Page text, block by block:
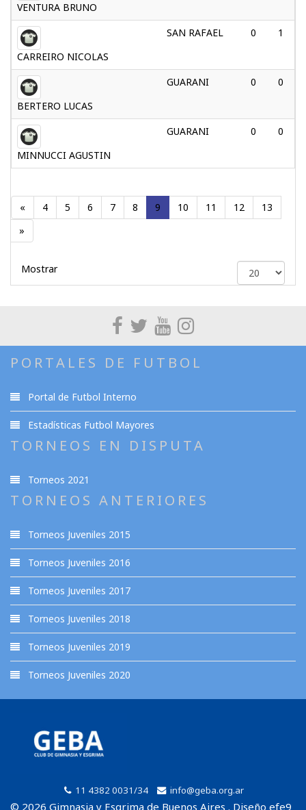
VENTURA BRUNO
CARREIRO NICOLAS
SAN RAFAEL 0 1
BERTERO LUCAS
GUARANI 0 0
MINNUCCI AGUSTIN
GUARANI 0 0
« 4 5 6 7 8 9 10 11 12
13
»
Mostrar
PORTALES DE FUTBOL
Portal de Futbol Interno
Estadísticas Futbol Mayores
TORNEOS EN DISPUTA
Torneos 2021
TORNEOS ANTERIORES
Torneos Juveniles 2015
Torneos Juveniles 2016
Torneos Juveniles 2017
Torneos Juveniles 2018
Torneos Juveniles 2019
Torneos Juveniles 2020
11 4382 0031/34 info@geba.org.ar
© 2026 Gimnasia y Esgrima de Buenos Aires . Diseño efe9